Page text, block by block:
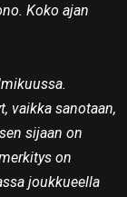
Koko ajan
vaikka sanotaan,
sijaan on
on
joukkueella